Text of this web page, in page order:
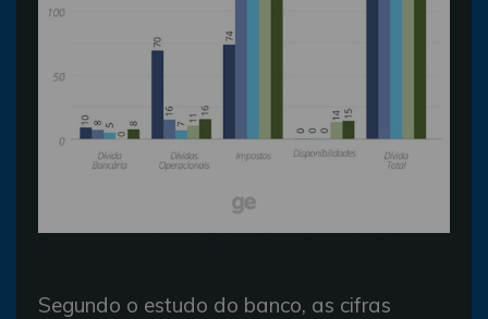
Segundo o estudo do banco, as cifras